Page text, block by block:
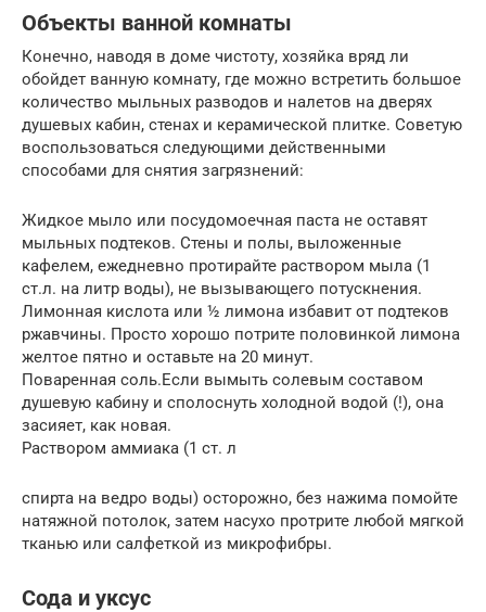
Объекты ванной комнаты
Конечно, наводя в доме чистоту, хозяйка вряд ли
обойдет ванную комнату, где можно встретить большое
количество мыльных разводов и налетов на дверях
душевых кабин, стенах и керамической плитке. Советую
воспользоваться следующими действенными
способами для снятия загрязнений:
Жидкое мыло или посудомоечная паста не оставят
мыльных подтеков. Стены и полы, выложенные
кафелем, ежедневно протирайте раствором мыла (1
ст.л. на литр воды), не вызывающего потускнения.
Лимонная кислота или ½ лимона избавит от подтеков
ржавчины. Просто хорошо потрите половинкой лимона
желтое пятно и оставьте на 20 минут.
Поваренная соль.Если вымыть солевым составом
душевую кабину и сполоснуть холодной водой (!), она
засияет, как новая.
Раствором аммиака (1 ст. л
спирта на ведро воды) осторожно, без нажима помойте
натяжной потолок, затем насухо протрите любой мягкой
тканью или салфеткой из микрофибры.
Сода и уксус